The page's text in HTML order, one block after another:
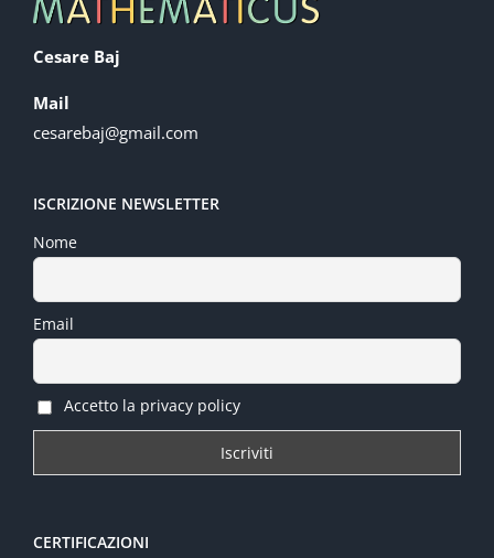
Cesare Baj
Mail
cesarebaj@gmail.com
ISCRIZIONE NEWSLETTER
Nome
Email
Accetto la privacy policy
CERTIFICAZIONI